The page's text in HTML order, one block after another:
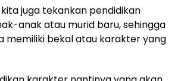
kita juga tekankan pendidikan
anak atau murid baru, sehingga
memiliki bekal atau karakter yang